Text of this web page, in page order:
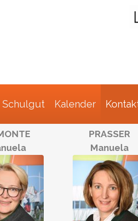
Schulgut Kalender
PRASSER
Manuela